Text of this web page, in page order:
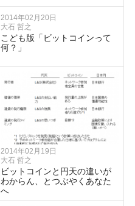
2014年02月20日
大石 哲之
こども版「ビットコインって
何？」
2014年02月19日
大石 哲之
ビットコインと円天の違いが
わからん、とつぶやくあなた
へ